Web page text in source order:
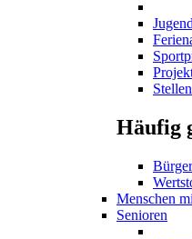
Häufig
Menschen
Senioren